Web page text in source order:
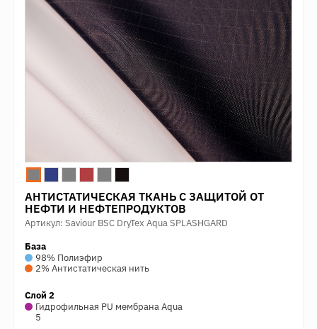
АНТИСТАТИЧЕСКАЯ ТКАНЬ С ЗАЩИТОЙ ОТ
НЕФТИ И НЕФТЕПРОДУКТОВ
Артикул: Saviour BSC DryTex Aqua SPLASHGARD
База
98% Полиэфир
2% Антистатическая нить
Слой 2
Гидрофильная PU мембрана Aqua
5